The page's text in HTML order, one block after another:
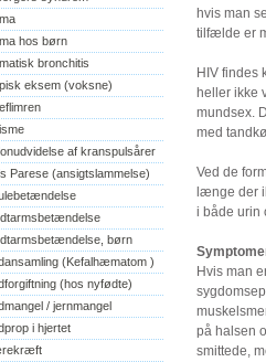
hos børn
bronchitis
eksem (voksne)
af kranspulsårer
Parese (ansigtslammelse)
børn
(Kefalhæmatom )
(hos nyfødte)
/ jernmangel
i hjertet
hvis man
tilfælde er
HIV findes
heller ikke
mundsex.
med
Ved de
længe der
i både urin
Hvis man
på halsen
smittede,